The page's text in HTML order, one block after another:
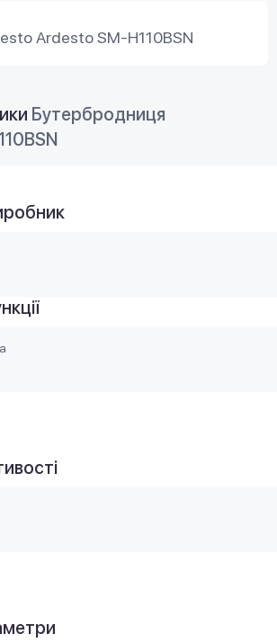
Ardesto SM-H110BSN
Бутербродниця